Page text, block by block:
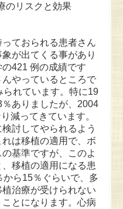
のリスクと効果
ておられる患者さん
が出てくる事があり
421 例の成績です
やっているところで
られています。特に19
ありましたが、2004
減ってきています。
討してやられるよう
は移植の適用で、ボ
基準ですが、このよ
移植の適用になる患
ら15％ぐらいで、多
治療が受けられない
とになります。心病